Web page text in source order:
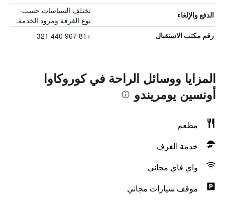
الدفع والإلغاء
تختلف السياسات حسب
نوع الغرفة ومزود الخدمة.
رقم مكتب الاستقبال +81 967 440 321
المزايا ووسائل الراحة في كوروكاوا
أونسين يومريندو
مطعم
خدمة الغرف
واي فاي مجاني
موقف سيارات مجاني